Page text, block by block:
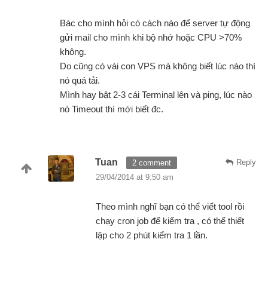
Bác cho mình hỏi có cách nào để server tự động
gửi mail cho mình khi bộ nhớ hoặc CPU >70%
không.
Do cũng có vài con VPS mà không biết lúc nào thì
nó quá tải.
Mình hay bật 2-3 cái Terminal lên và ping, lúc nào
nó Timeout thì mới biết đc.
Reply
Tuan
2 comment
29/04/2014 at 9:50 am
Theo mình nghĩ bạn có thể viết tool rồi
chạy cron job để kiểm tra , có thể thiết
lập cho 2 phút kiểm tra 1 lần.